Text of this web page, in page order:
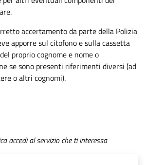
accertamento da parte della Polizia
apporre sul citofono e sulla cassetta
proprio cognome e nome o
se sono presenti riferimenti diversi (ad
o altri cognomi).
accedi al servizio che ti interessa